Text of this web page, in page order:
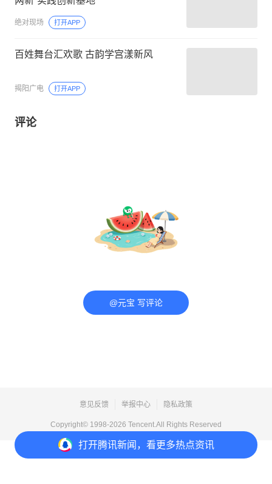
打开腾讯新闻，看更多热点资讯
绝对现场 打开APP
百姓舞台汇欢歌 古韵学宫漾新风
揭阳广电 打开APP
评论
@元宝 写评论
意见反馈 举报中心 隐私政策
Copyright© 1998-2026 Tencent.All Rights Reserved